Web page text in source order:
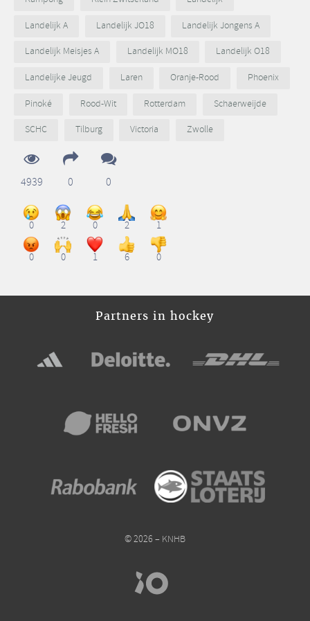
Landelijk A
Landelijk JO18
Landelijk Jongens A
Landelijk Meisjes A
Landelijk MO18
Landelijk O18
Landelijke Jeugd
Laren Oranje-Rood
Phoenix
Pinoké
Rood-Wit Rotterdam
Schaerweijde
SCHC
Tilburg Victoria Zwolle
4939 0 0
0 2 0 2 1
0 0 1 6 0
Partners in hockey
© 2026 – KNHB